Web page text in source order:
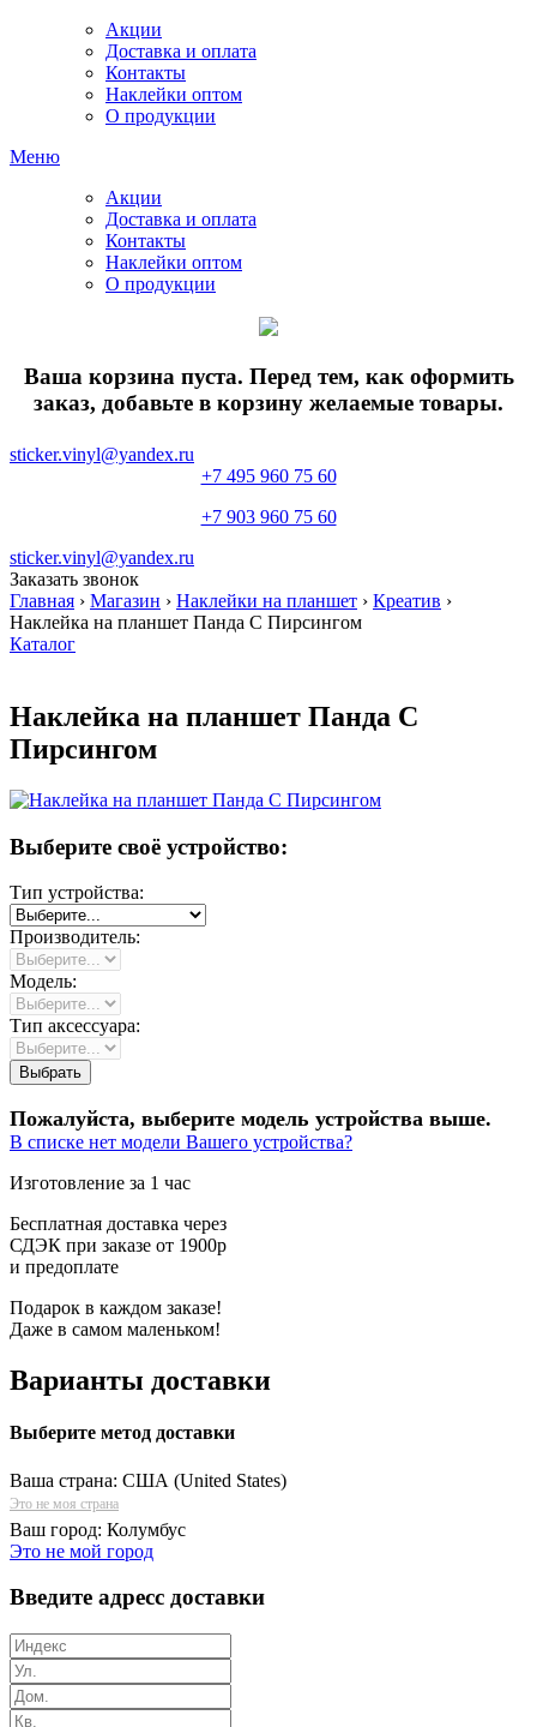
Акции
Доставка и оплата
Контакты
Наклейки оптом
О продукции
Меню
Акции
Доставка и оплата
Контакты
Наклейки оптом
О продукции
Ваша корзина пуста. Перед тем, как оформить
заказ, добавьте в корзину желаемые товары.
sticker.vinyl@yandex.ru
+7 495 960 75 60
+7 903 960 75 60
sticker.vinyl@yandex.ru
Заказать звонок
Главная › Магазин › Наклейки на планшет › Креатив ›
Наклейка на планшет Панда С Пирсингом
Каталог
Наклейка на планшет Панда С
Пирсингом
Выберите своё устройство:
Тип устройства:
Производитель:
Модель:
Тип аксессуара:
Пожалуйста, выберите модель устройства выше.
В списке нет модели Вашего устройства?
Изготовление за 1 час
Бесплатная доставка через
СДЭК при заказе от 1900р
и предоплате
Подарок в каждом заказе!
Даже в самом маленьком!
Варианты доставки
Выберите метод доставки
Ваша страна: США (United States)
Это не моя страна
Ваш город: Колумбус
Это не мой город
Введите адресс доставки